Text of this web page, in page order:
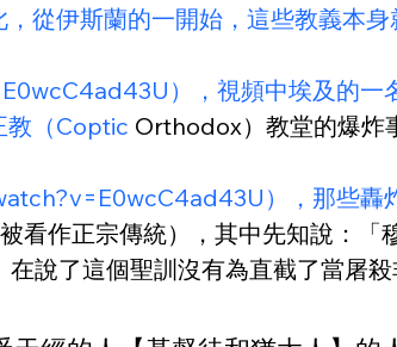
從伊斯蘭的一開始，這些教義本
），視頻中埃及的一
教（Coptic Orthodox）教堂的爆炸
），那些轟
看作正宗傳統），其中先知說：「
說了這個聖訓沒有為直截了當屠